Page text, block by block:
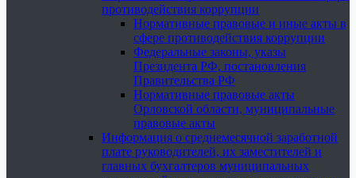
противодействия коррупции
Нормативные правовые и иные акты в
сфере противодействия коррупции
Федеральные законы, указы
Президента РФ, постановления
Правительства РФ
Нормативные правовые акты
Орловской области, муниципальные
правовые акты
Информация о среднемесячной заработной
плате руководителей, их заместителей и
главных бухгалтеров муниципальных